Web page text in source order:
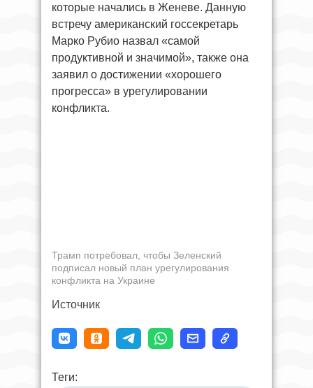
которые начались в Женеве. Данную
встречу американский госсекретарь
Марко Рубио назвал «самой
продуктивной и значимой», также она
заявил о достижении «хорошего
прогресса» в урегулировании
конфликта.
Трамп потребовал, чтобы Зеленский
подписал новый план урегулирования
конфликта на Украине
Источник
Теги: